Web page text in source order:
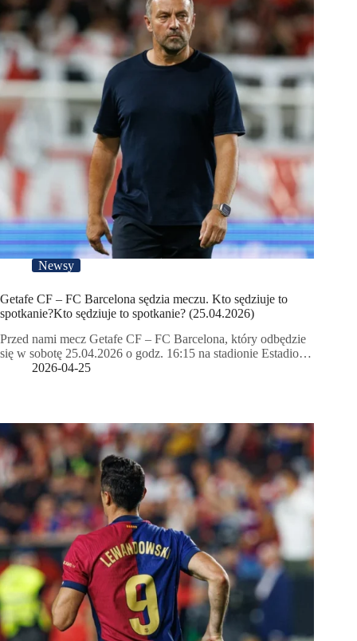
Newsy
Getafe CF – FC Barcelona sędzia meczu. Kto sędziuje to
spotkanie?Kto sędziuje to spotkanie? (25.04.2026)
Przed nami mecz Getafe CF – FC Barcelona, który odbędzie
się w sobotę 25.04.2026 o godz. 16:15 na stadionie Estadio…
2026-04-25